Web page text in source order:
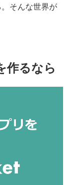
そんな世界が
作るなら